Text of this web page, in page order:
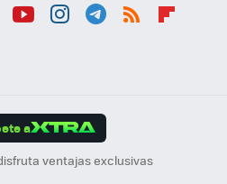
a
ventajas exclusivas